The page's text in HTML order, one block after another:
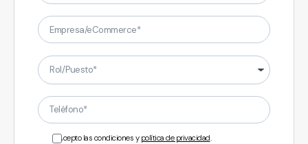
Empresa/eCommerce
Rol/Puesto
Teléfono
Acepto las condiciones y política de privacidad.